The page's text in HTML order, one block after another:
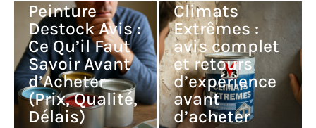
Peinture
Destock Avis :
Ce Qu’il Faut
Savoir Avant
d’Acheter
(Prix, Qualité,
Délais)
Climats
Extrêmes :
avis complet
et retours
d’expérience
avant
d’acheter